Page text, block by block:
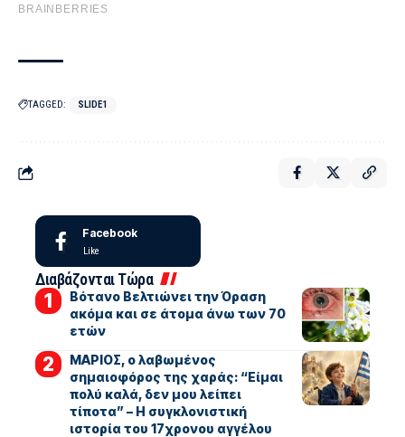
TAGGED: SLIDE1
Facebook
Like
Διαβάζονται Τώρα
Βότανο Βελτιώνει την Όραση
ακόμα και σε άτομα άνω των 70
ετών
ΜΑΡΙΟΣ, ο λαβωμένος
σημαιοφόρος της χαράς: “Είμαι
πολύ καλά, δεν μου λείπει
τίποτα” – Η συγκλονιστική
ιστορία του 17χρονου αγγέλου